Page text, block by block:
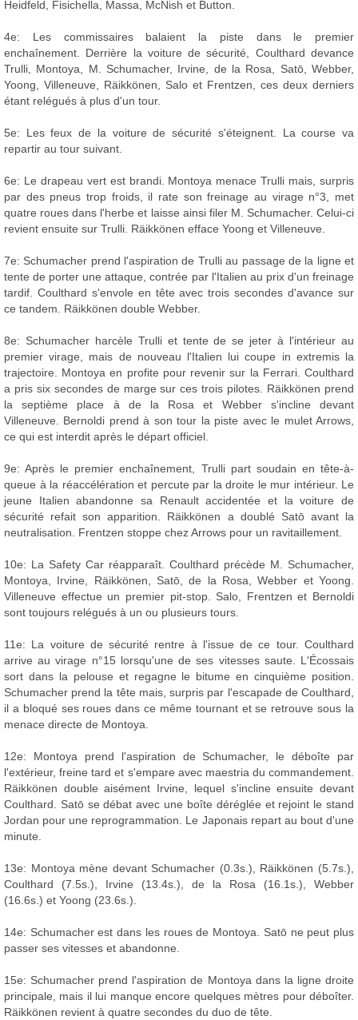
Heidfeld, Fisichella, Massa, McNish et Button.
4e: Les commissaires balaient la piste dans le premier
enchaînement. Derrière la voiture de sécurité, Coulthard devance
Trulli, Montoya, M. Schumacher, Irvine, de la Rosa, Satō, Webber,
Yoong, Villeneuve, Räikkönen, Salo et Frentzen, ces deux derniers
étant relégués à plus d'un tour.
5e: Les feux de la voiture de sécurité s'éteignent. La course va
repartir au tour suivant.
6e: Le drapeau vert est brandi. Montoya menace Trulli mais, surpris
par des pneus trop froids, il rate son freinage au virage n°3, met
quatre roues dans l'herbe et laisse ainsi filer M. Schumacher. Celui-ci
revient ensuite sur Trulli. Räikkönen efface Yoong et Villeneuve.
7e: Schumacher prend l'aspiration de Trulli au passage de la ligne et
tente de porter une attaque, contrée par l'Italien au prix d'un freinage
tardif. Coulthard s'envole en tête avec trois secondes d'avance sur
ce tandem. Räikkönen double Webber.
8e: Schumacher harcèle Trulli et tente de se jeter à l'intérieur au
premier virage, mais de nouveau l'Italien lui coupe in extremis la
trajectoire. Montoya en profite pour revenir sur la Ferrari. Coulthard
a pris six secondes de marge sur ces trois pilotes. Räikkönen prend
la septième place à de la Rosa et Webber s'incline devant
Villeneuve. Bernoldi prend à son tour la piste avec le mulet Arrows,
ce qui est interdit après le départ officiel.
9e: Après le premier enchaînement, Trulli part soudain en tête-à-
queue à la réaccélération et percute par la droite le mur intérieur. Le
jeune Italien abandonne sa Renault accidentée et la voiture de
sécurité refait son apparition. Räikkönen a doublé Satō avant la
neutralisation. Frentzen stoppe chez Arrows pour un ravitaillement.
10e: La Safety Car réapparaît. Coulthard précède M. Schumacher,
Montoya, Irvine, Räikkönen, Satō, de la Rosa, Webber et Yoong.
Villeneuve effectue un premier pit-stop. Salo, Frentzen et Bernoldi
sont toujours relégués à un ou plusieurs tours.
11e: La voiture de sécurité rentre à l'issue de ce tour. Coulthard
arrive au virage n°15 lorsqu'une de ses vitesses saute. L'Écossais
sort dans la pelouse et regagne le bitume en cinquième position.
Schumacher prend la tête mais, surpris par l'escapade de Coulthard,
il a bloqué ses roues dans ce même tournant et se retrouve sous la
menace directe de Montoya.
12e: Montoya prend l'aspiration de Schumacher, le déboîte par
l'extérieur, freine tard et s'empare avec maestria du commandement.
Räikkönen double aisément Irvine, lequel s'incline ensuite devant
Coulthard. Satō se débat avec une boîte déréglée et rejoint le stand
Jordan pour une reprogrammation. Le Japonais repart au bout d'une
minute.
13e: Montoya mène devant Schumacher (0.3s.), Räikkönen (5.7s.),
Coulthard (7.5s.), Irvine (13.4s.), de la Rosa (16.1s.), Webber
(16.6s.) et Yoong (23.6s.).
14e: Schumacher est dans les roues de Montoya. Satō ne peut plus
passer ses vitesses et abandonne.
15e: Schumacher prend l'aspiration de Montoya dans la ligne droite
principale, mais il lui manque encore quelques mètres pour déboîter.
Räikkönen revient à quatre secondes du duo de tête.